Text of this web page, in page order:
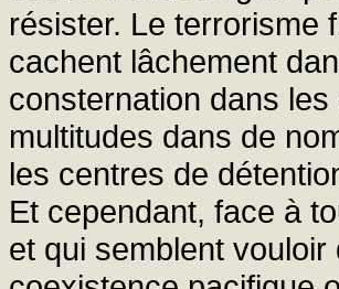
résister. Le terrorisme
cachent lâchement
consternation dans
multitudes dans de
les centres de
Et cependant, face à
et qui semblent vouloir